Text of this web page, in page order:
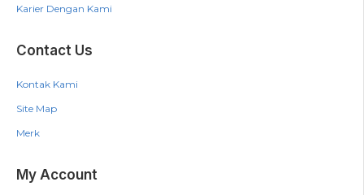
Karier Dengan Kami
Contact Us
Kontak Kami
Site Map
Merk
My Account